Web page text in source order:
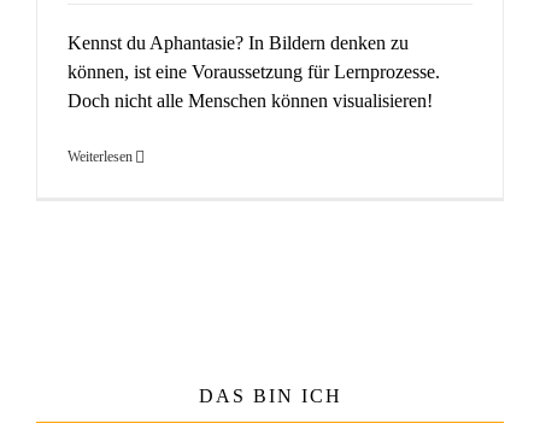
Kennst du Aphantasie? In Bildern denken zu
können, ist eine Voraussetzung für Lernprozesse.
Doch nicht alle Menschen können visualisieren!
Weiterlesen
DAS BIN ICH